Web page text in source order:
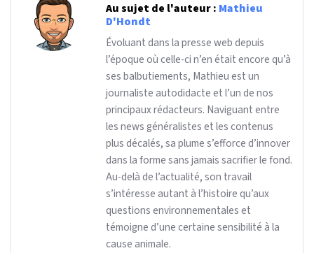
Au sujet de l'auteur : Mathieu
D'Hondt
Évoluant dans la presse web depuis
l’époque où celle-ci n’en était encore qu’à
ses balbutiements, Mathieu est un
journaliste autodidacte et l’un de nos
principaux rédacteurs. Naviguant entre
les news généralistes et les contenus
plus décalés, sa plume s’efforce d’innover
dans la forme sans jamais sacrifier le fond.
Au-delà de l’actualité, son travail
s’intéresse autant à l’histoire qu’aux
questions environnementales et
témoigne d’une certaine sensibilité à la
cause animale.